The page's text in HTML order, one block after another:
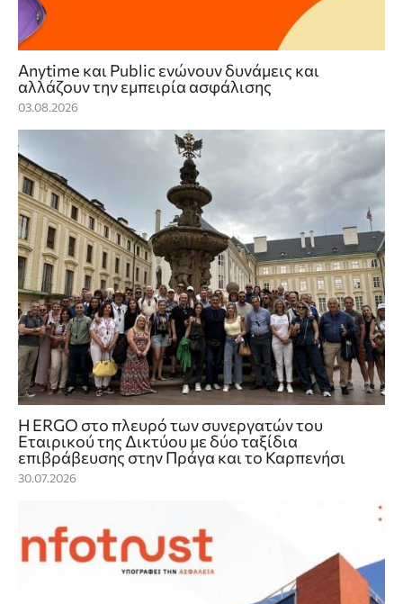
Anytime και Public ενώνουν δυνάμεις και
αλλάζουν την εμπειρία ασφάλισης
03.08.2026
Η ERGO στο πλευρό των συνεργατών του
Εταιρικού της Δικτύου με δύο ταξίδια
επιβράβευσης στην Πράγα και το Καρπενήσι
30.07.2026